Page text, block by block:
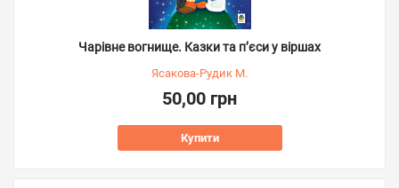
Чарівне вогнище. Казки та п’єси у віршах
Ясакова-Рудик М.
50,00 грн
Купити